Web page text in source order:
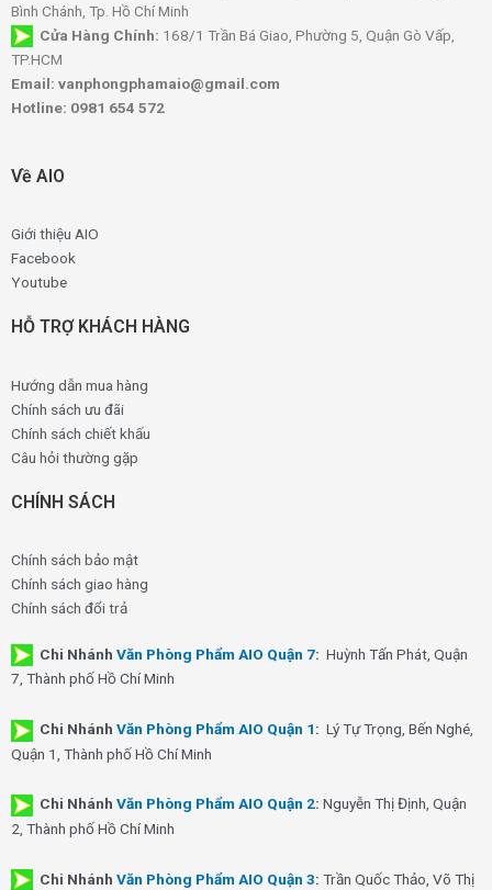
Bình Chánh, Tp. Hồ Chí Minh
Cửa Hàng Chính: 168/1 Trần Bá Giao, Phường 5, Quận Gò Vấp,
TP.HCM
Email: vanphongphamaio@gmail.com
Hotline: 0981 654 572
Về AIO
Giới thiệu AIO
Facebook
Youtube
HỖ TRỢ KHÁCH HÀNG
Hướng dẫn mua hàng
Chính sách ưu đãi
Chính sách chiết khấu
Câu hỏi thường gặp
CHÍNH SÁCH
Chính sách bảo mật
Chính sách giao hàng
Chính sách đổi trả
Chi Nhánh Văn Phòng Phẩm AIO Quận 7: Huỳnh Tấn Phát, Quận
7, Thành phố Hồ Chí Minh
Chi Nhánh Văn Phòng Phẩm AIO Quận 1: Lý Tự Trọng, Bến Nghé,
Quận 1, Thành phố Hồ Chí Minh
Chi Nhánh Văn Phòng Phẩm AIO Quận 2: Nguyễn Thị Định, Quận
2, Thành phố Hồ Chí Minh
Chi Nhánh Văn Phòng Phẩm AIO Quận 3: Trần Quốc Thảo, Võ Thị